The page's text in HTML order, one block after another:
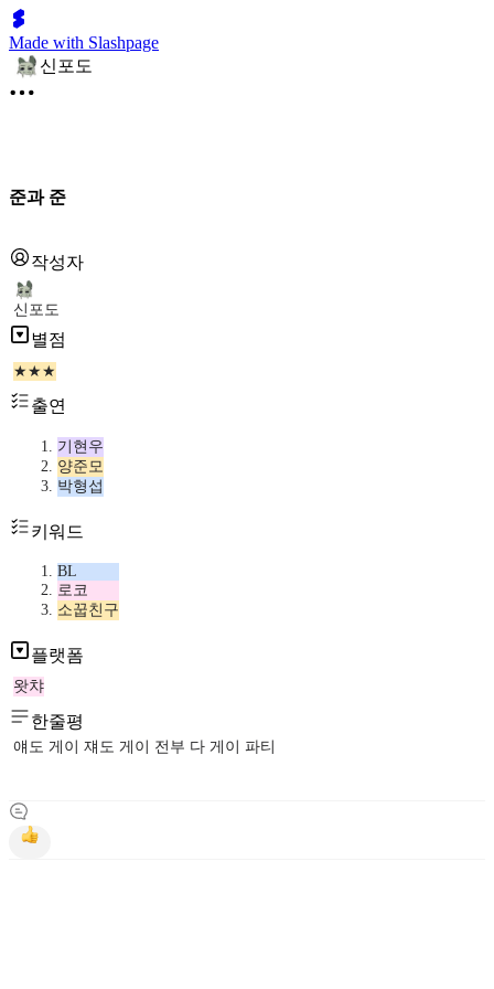
Made with Slashpage
신포도
준과 준
작성자
신포도
별점
★★★
출연
기현우
양준모
박형섭
키워드
BL
로코
소꿉친구
플랫폼
왓챠
한줄평
얘도 게이 쟤도 게이 전부 다 게이 파티